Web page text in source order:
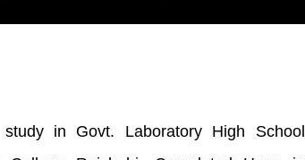
in Govt. Laboratory High School